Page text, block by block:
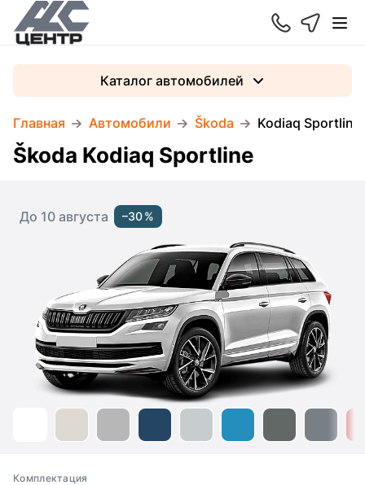
Главная Автомобили Škoda Kodiaq Sportline
Каталог автомобилей
Škoda Kodiaq Sportline
До 10 августа –30 %
Комплектация